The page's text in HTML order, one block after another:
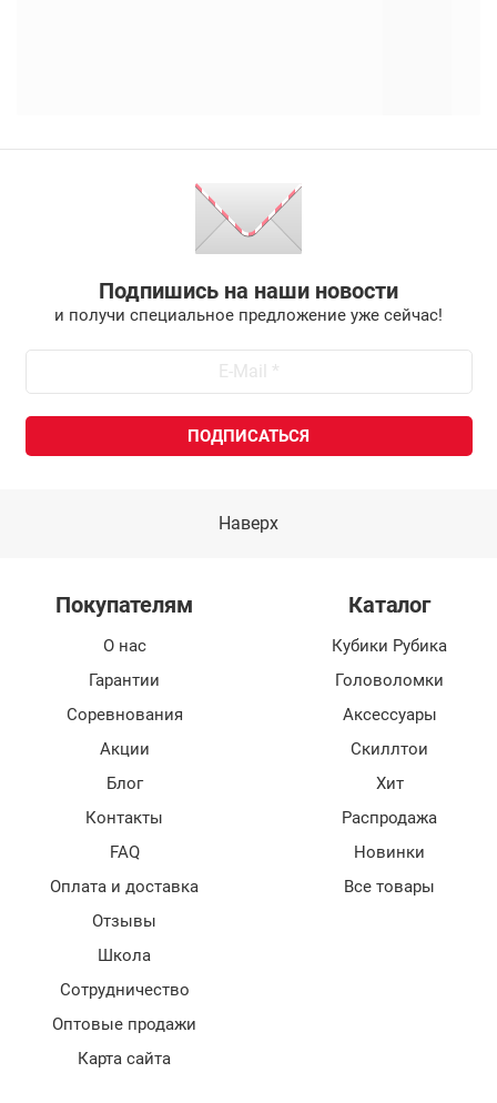
Подпишись на наши новости
и получи специальное предложение уже сейчас!
Наверх
Покупателям
О нас
Гарантии
Соревнования
Акции
Блог
Контакты
FAQ
Оплата и доставка
Отзывы
Школа
Сотрудничество
Оптовые продажи
Карта сайта
Каталог
Кубики Рубика
Головоломки
Аксессуары
Скиллтои
Хит
Распродажа
Новинки
Все товары